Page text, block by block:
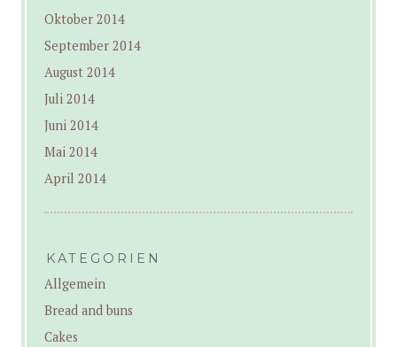
Oktober 2014
September 2014
August 2014
Juli 2014
Juni 2014
Mai 2014
April 2014
KATEGORIEN
Allgemein
Bread and buns
Cakes